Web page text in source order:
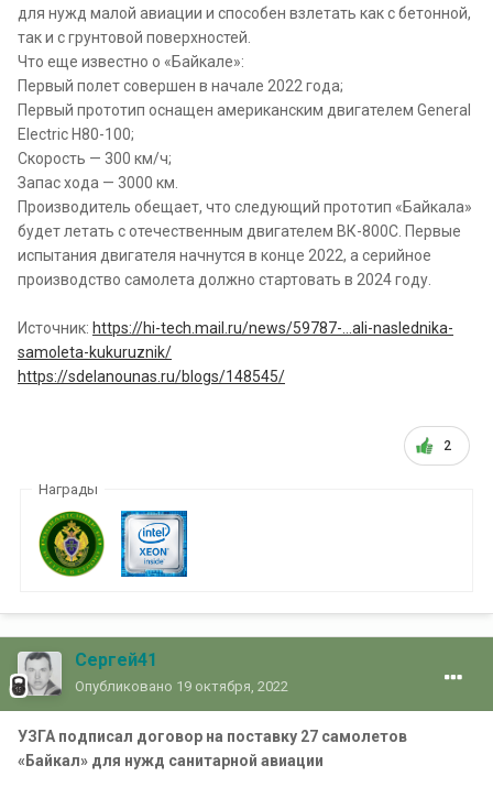
для нужд малой авиации и способен взлетать как с бетонной,
так и с грунтовой поверхностей.
Что еще известно о «Байкале»:
Первый полет совершен в начале 2022 года;
Первый прототип оснащен американским двигателем General
Electric H80-100;
Скорость — 300 км/ч;
Запас хода — 3000 км.
Производитель обещает, что следующий прототип «Байкала»
будет летать с отечественным двигателем ВК-800С. Первые
испытания двигателя начнутся в конце 2022, а серийное
производство самолета должно стартовать в 2024 году.
Источник: https://hi-tech.mail.ru/news/59787-...ali-naslednika-
samoleta-kukuruznik/
https://sdelanounas.ru/blogs/148545/
2
Награды
Сергей41
Опубликовано 19 октября, 2022
УЗГА подписал договор на поставку 27 самолетов
«Байкал» для нужд санитарной авиации